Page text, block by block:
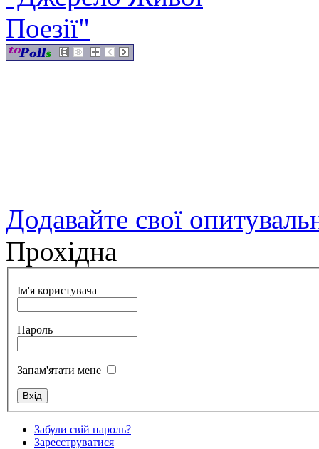
Додавайте свої
Прохідна
Ім'я користувача
Пароль
Запам'ятати мене
Забули свій пароль?
Зареєструватися